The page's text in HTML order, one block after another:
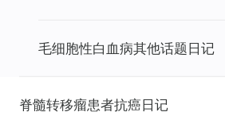
⽑细胞性⽩⾎病其他话题日记
脊髓转移瘤患者抗癌日记